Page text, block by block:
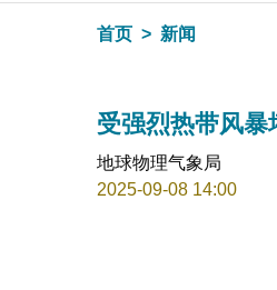
首页 新闻
受强烈热带风暴
地球物理气象局
2025-09-08 14:00